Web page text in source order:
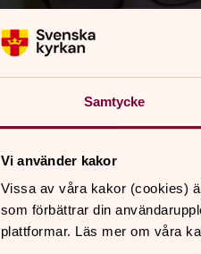
Samtycke
Vi använder kakor
Vissa av våra kakor (cookies)
som förbättrar din
plattformar. Läs mer om våra